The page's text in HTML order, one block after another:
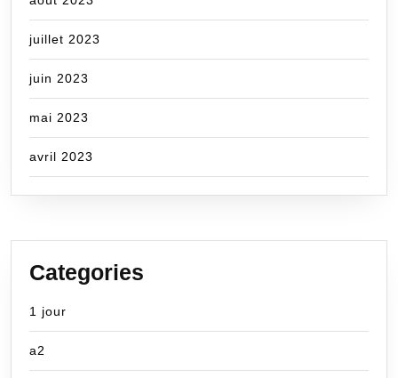
juillet 2023
juin 2023
mai 2023
avril 2023
Categories
1 jour
a2